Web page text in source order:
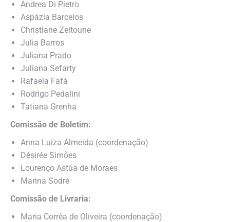
⁠Andrea Di Pietro
⁠Aspázia Barcelos
⁠Christiane Zeitoune
⁠Julia Barros
⁠Juliana Prado
⁠Juliana Sefarty
⁠Rafaela Fafá
⁠Rodrigo Pedalini
⁠Tatiana Grenha
Comissão de Boletim:
Anna Luiza Almeida (coordenação)
Désirée Simões
Lourenço Astúa de Moraes
Marina Sodré
Comissão de Livraria:
Maria Corrêa de Oliveira (coordenação)